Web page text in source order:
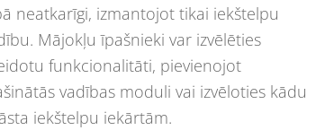
neatkarīgi, izmantojot tikai iekštelpu
Mājokļu īpašnieki var izvēlēties
funkcionalitāti, pievienojot
vadības moduli vai izvēloties kādu
iekštelpu iekārtām.